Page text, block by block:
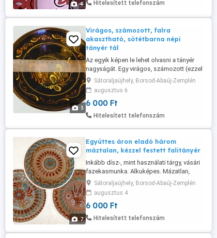
4
remek ...
Hitelesített telefonszám
3
Virágos, számozott, falra
akasztható, sötétbarna népi
tányér tál
Az egyik képen le lehet olvasni a tányér
nagyságát. Egy virágos, számozott (ezzel
jelzett), mázas sötétbarna átmérője: 20
cm. Kézzel festett, mázas népi fali
dísztányér. A hátoldali jelzés számozás
egyedi értékű, valószínűleg kis szériás,
kézműves darab. Mivel mély, akár kínáló
Sátoraljaújhely, Borsod-Abaúj-Zemplén
augusztus 6
6 000 Ft
Hitelesített telefonszám
7
Együttes áron eladó három
máztalan, kézzel festett falitányér
Inkább dísz-, mint használati tárgy, vásári
fazekasmunka. Alkuképes. Mázatlan,
egyforma méretű tányérok, átmérője: 18
cm. Az egyik képen le lehet olvasni a
tányér nagyságát (bár egyet elfelejtettem
vonalzóval is lefotózni- de az együttes
fotón látszik, hogy ugyanaz a méretű
Sátoraljaújhely, Borsod-Abaúj-Zemplén
augusztus 4
6 000 Ft
Hitelesített telefonszám